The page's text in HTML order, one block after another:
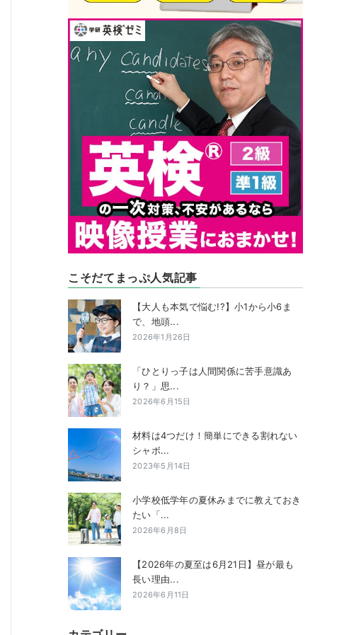
こそだてまっぷ人気記事
【大人も本気で悩む!?】小1から小6ま
で、地頭...
2026年1月26日
「ひとりっ子は人間関係に苦手意識あ
り？」思...
2026年6月15日
材料は4つだけ！簡単にできる割れない
シャボ...
2023年5月14日
小学校低学年の夏休みまでに教えておき
たい「...
2026年6月8日
【2026年の夏至は6月21日】昼が最も
長い理由...
2026年6月11日